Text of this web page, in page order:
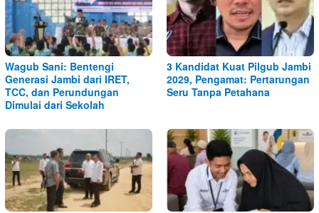
Wagub Sani: Bentengi
Generasi Jambi dari IRET,
TCC, dan Perundungan
Dimulai dari Sekolah
3 Kandidat Kuat Pilgub Jambi
2029, Pengamat: Pertarungan
Seru Tanpa Petahana